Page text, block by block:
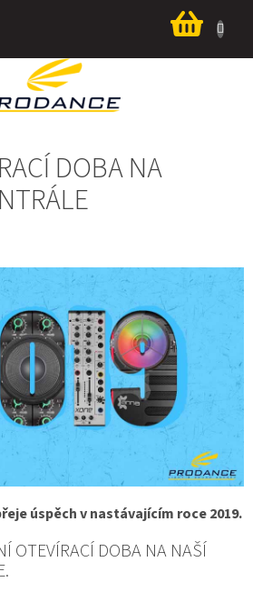
košík
DOBA NA
úspěch v nastávajícím roce 2019.
OTEVÍRACÍ DOBA NA NAŠÍ